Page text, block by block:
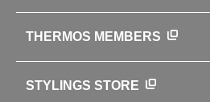
WEBマガジン
お弁当にエールを込めて
THERMOS MEMBERS
STYLINGS STORE